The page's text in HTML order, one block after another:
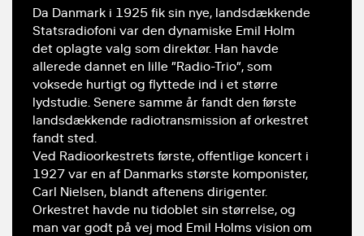
Da Danmark i 1925 fik sin nye, landsdækkende
Statsradiofoni var den dynamiske Emil Holm
det oplagte valg som direktør. Han havde
allerede dannet en lille ”Radio-Trio”, som
voksede hurtigt og flyttede ind i et større
lydstudie. Senere samme år fandt den første
landsdækkende radiotransmission af orkestret
fandt sted.
Ved Radioorkestrets første, offentlige koncert i
1927 var en af Danmarks største komponister,
Carl Nielsen, blandt aftenens dirigenter.
Orkestret havde nu tidoblet sin størrelse, og
man var godt på vej mod Emil Holms vision om